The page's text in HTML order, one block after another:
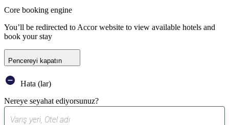
Core booking engine
You’ll be redirected to Accor website to view available hotels and
book your stay
Pencereyi kapatın
Hata (lar)
Nereye seyahat ediyorsunuz?